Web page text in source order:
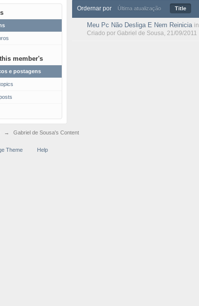
member's
e postagens
Ordernar por Última atualização Title
Meu Pc Não Desliga E Nem Reinicia in
Criado por Gabriel de Sousa, 21/09/2011
→ Gabriel de Sousa's Content
Theme Help